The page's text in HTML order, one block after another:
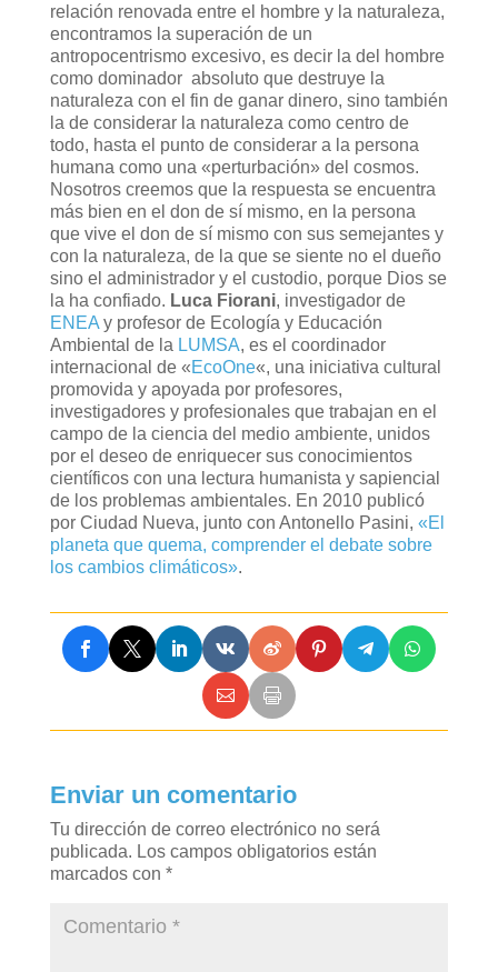
relación renovada entre el hombre y la naturaleza,
encontramos la superación de un
antropocentrismo excesivo, es decir la del hombre
como dominador absoluto que destruye la
naturaleza con el fin de ganar dinero, sino también
la de considerar la naturaleza como centro de
todo, hasta el punto de considerar a la persona
humana como una «perturbación» del cosmos.
Nosotros creemos que la respuesta se encuentra
más bien en el don de sí mismo, en la persona
que vive el don de sí mismo con sus semejantes y
con la naturaleza, de la que se siente no el dueño
sino el administrador y el custodio, porque Dios se
la ha confiado. Luca Fiorani, investigador de
ENEAy profesor de Ecología y Educación
Ambiental de la LUMSA, es el coordinador
internacional de «EcoOne«, una iniciativa cultural
promovida y apoyada por profesores,
investigadores y profesionales que trabajan en el
campo de la ciencia del medio ambiente, unidos
por el deseo de enriquecer sus conocimientos
científicos con una lectura humanista y sapiencial
de los problemas ambientales. En 2010 publicó
por Ciudad Nueva, junto con Antonello Pasini, «El
planeta que quema, comprender el debate sobre
los cambios climáticos».
Enviar un comentario
Tu dirección de correo electrónico no será
publicada. Los campos obligatorios están
marcados con *